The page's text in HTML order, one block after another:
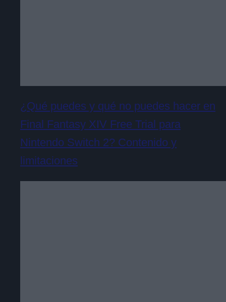
¿Qué puedes y qué no puedes hacer en
Final Fantasy XIV Free Trial para
Nintendo Switch 2? Contenido y
limitaciones